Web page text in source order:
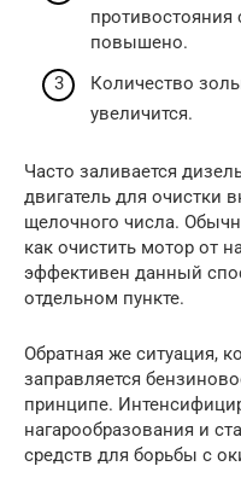
противостояния
повышено.
Количество
увеличится.
Часто заливается
двигатель для очистки
щелочного числа.
как очистить мотор от
эффективен данный
отдельном пункте.
Обратная же ситуация,
заправляется
принципе.
нагарообразования и
средств для борьбы с